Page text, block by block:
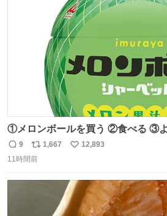
①メロンボールを買う ②食べる ③
わいい
返
信
9
リ
ポ
1,667
い
数
12,893
11時間前